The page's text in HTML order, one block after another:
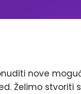
nove
Želimo